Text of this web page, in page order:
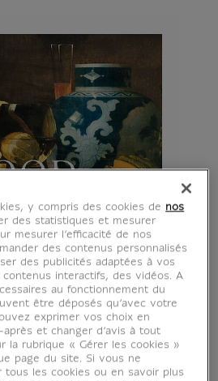
y compris des cookies de nos
des statistiques et mesurer
mesurer l’efficacité de nos
des contenus personnalisés
des publicités adaptées à vos
interactifs, des vidéos. A
au fonctionnement du
être déposés qu’avec votre
exprimer vos choix en
et changer d’avis à tout
la rubrique « Gérer les cookies »
page du site. Si vous ne
tous les cookies ou en savoir plus